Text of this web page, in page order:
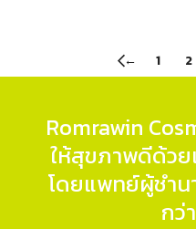
← 1 2
Romrawin
ให้สุขภาพดีด้ว
โดยแพทย์ผู้ชำ
กว่